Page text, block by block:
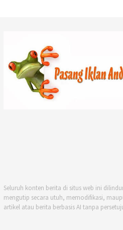
Seluruh konten berita di situs web ini
mengutip secara utuh, memodifikasi,
artikel atau berita berbasis AI tanpa